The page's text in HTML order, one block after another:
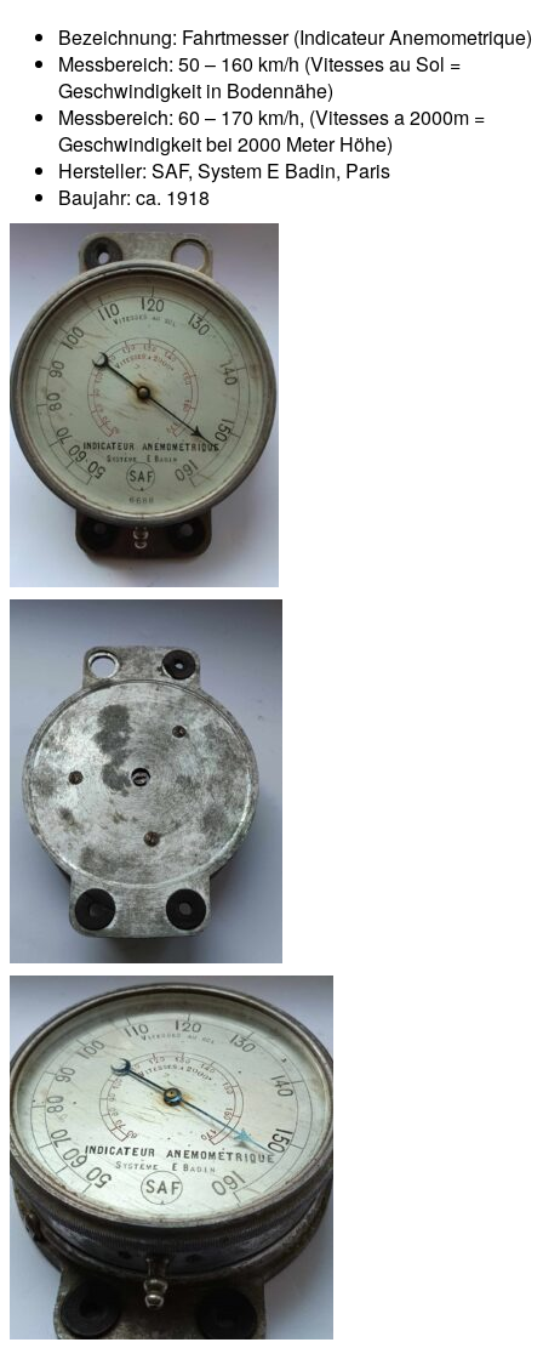
Bezeichnung: Fahrtmesser (Indicateur Anemometrique)
Messbereich: 50 – 160 km/h (Vitesses au Sol =
Geschwindigkeit in Bodennähe)
Messbereich: 60 – 170 km/h, (Vitesses a 2000m =
Geschwindigkeit bei 2000 Meter Höhe)
Hersteller: SAF, System E Badin, Paris
Baujahr: ca. 1918